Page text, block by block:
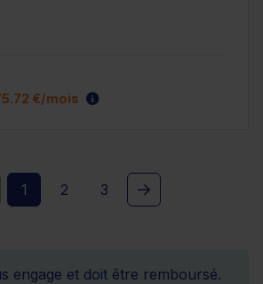
€/mois
1 2 3
engage et doit être remboursé.